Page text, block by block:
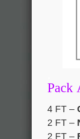
Pack
4 FT –
2 FT –
2 FT –